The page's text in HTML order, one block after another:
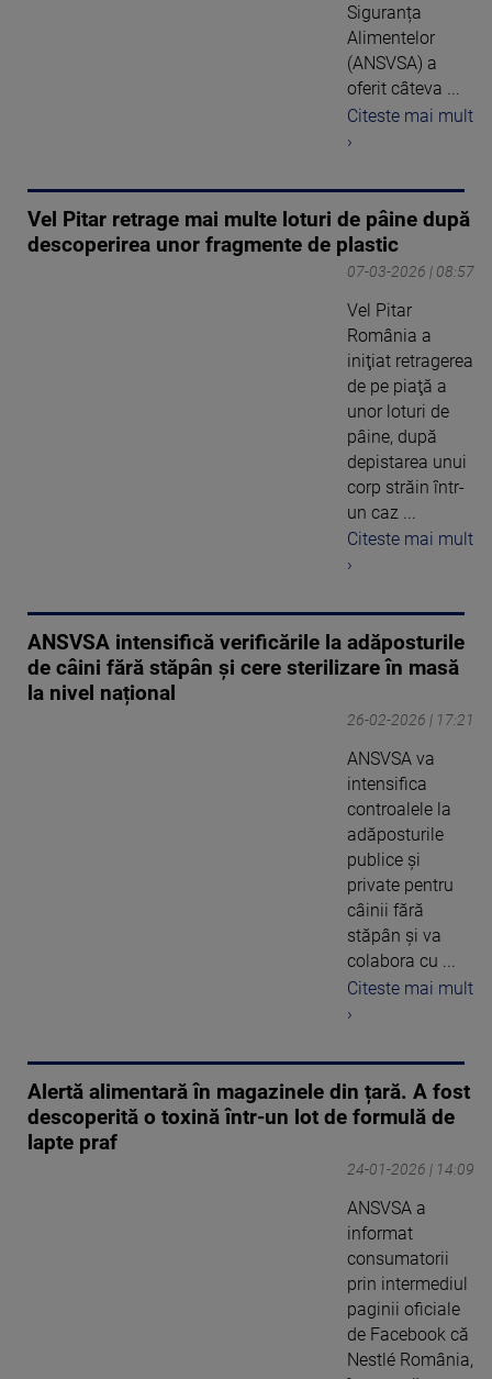
Siguranța
Alimentelor
(ANSVSA) a
oferit câteva ...
Citeste mai mult
›
Vel Pitar retrage mai multe loturi de pâine după
descoperirea unor fragmente de plastic
07-03-2026 | 08:57
Vel Pitar
România a
iniţiat retragerea
de pe piaţă a
unor loturi de
pâine, după
depistarea unui
corp străin într-
un caz ...
Citeste mai mult
›
ANSVSA intensifică verificările la adăposturile
de câini fără stăpân și cere sterilizare în masă
la nivel național
26-02-2026 | 17:21
ANSVSA va
intensifica
controalele la
adăposturile
publice și
private pentru
câinii fără
stăpân și va
colabora cu ...
Citeste mai mult
›
Alertă alimentară în magazinele din țară. A fost
descoperită o toxină într-un lot de formulă de
lapte praf
24-01-2026 | 14:09
ANSVSA a
informat
consumatorii
prin intermediul
paginii oficiale
de Facebook că
Nestlé România,